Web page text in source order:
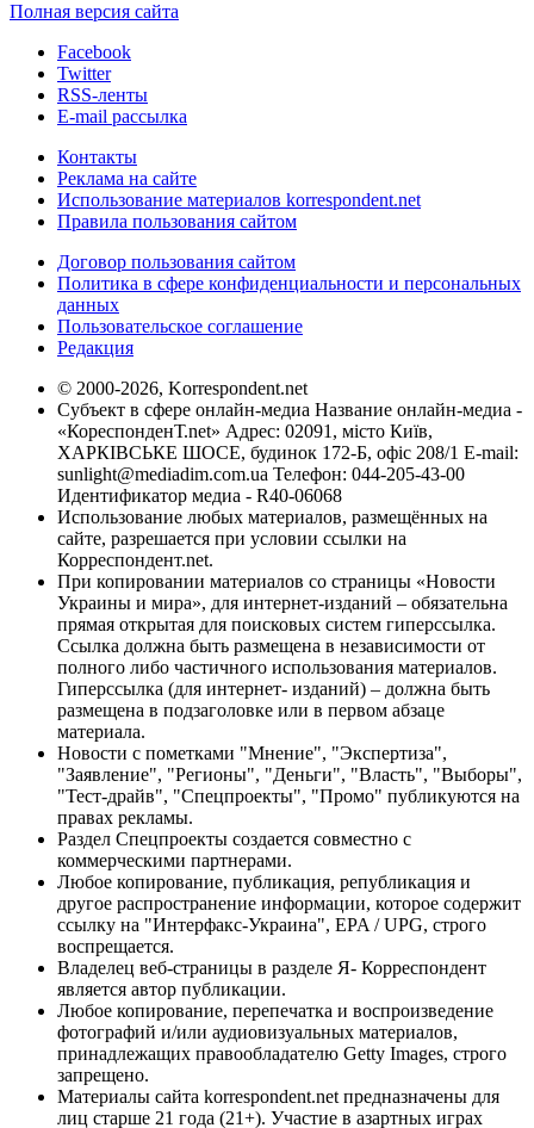
Полная версия сайта
Facebook
Twitter
RSS-ленты
E-mail рассылка
Контакты
Реклама на сайте
Использование материалов korrespondent.net
Правила пользования сайтом
Договор пользования сайтом
Политика в сфере конфиденциальности и персональных
данных
Пользовательское соглашение
Редакция
© 2000-2026, Korrespondent.net
Субъект в сфере онлайн-медиа Название онлайн-медиа -
«КореспонденТ.net» Адрес: 02091, місто Київ,
ХАРКІВСЬКЕ ШОСЕ, будинок 172-Б, офіс 208/1 E-mail:
sunlight@mediadim.com.ua Телефон: 044-205-43-00
Идентификатор медиа - R40-06068
Использование любых материалов, размещённых на
сайте, разрешается при условии ссылки на
Корреспондент.net.
При копировании материалов со страницы «Новости
Украины и мира», для интернет-изданий – обязательна
прямая открытая для поисковых систем гиперссылка.
Ссылка должна быть размещена в независимости от
полного либо частичного использования материалов.
Гиперссылка (для интернет- изданий) – должна быть
размещена в подзаголовке или в первом абзаце
материала.
Новости с пометками "Мнение", "Экспертиза",
"Заявление", "Регионы", "Деньги", "Власть", "Выборы",
"Тест-драйв", "Спецпроекты", "Промо" публикуются на
правах рекламы.
Раздел Спецпроекты создается совместно с
коммерческими партнерами.
Любое копирование, публикация, републикация и
другое распространение информации, которое содержит
ссылку на "Интерфакс-Украина", EPA / UPG, строго
воспрещается.
Владелец веб-страницы в разделе Я- Корреспондент
является автор публикации.
Любое копирование, перепечатка и воспроизведение
фотографий и/или аудиовизуальных материалов,
принадлежащих правообладателю Getty Images, строго
запрещено.
Материалы сайта korrespondent.net предназначены для
лиц старше 21 года (21+). Участие в азартных играх